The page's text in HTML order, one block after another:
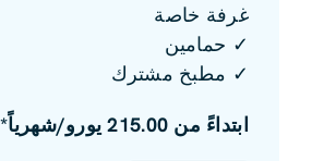
غرفة خاصة
✓ حمامين
✓ مطبخ مشترك
ابتداءً من 215.00 يورو/شهرياً*